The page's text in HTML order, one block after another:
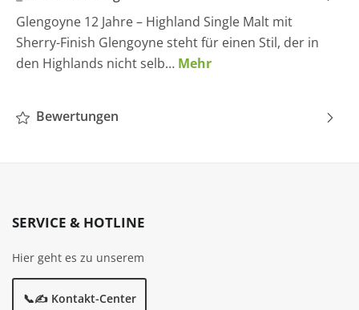
Glengoyne 12 Jahre – Highland Single Malt mit
Sherry-Finish Glengoyne steht für einen Stil, der in
den Highlands nicht selb… Mehr
Bewertungen
SERVICE & HOTLINE
Hier geht es zu unserem
📞✍️ Kontakt-Center